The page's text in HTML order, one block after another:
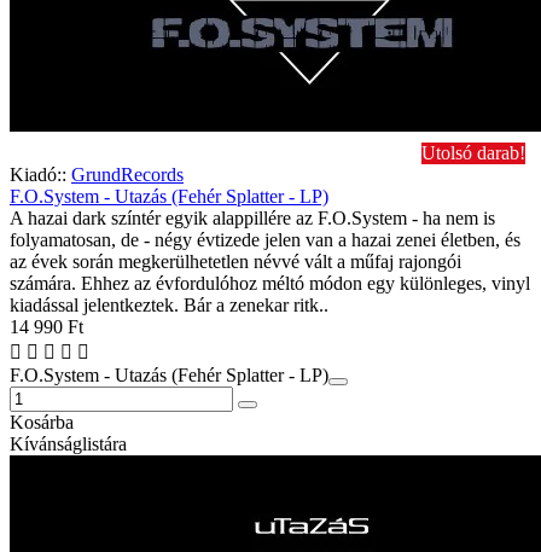
Utolsó darab!
Kiadó:: GrundRecords
F.O.System - Utazás (Fehér Splatter - LP)
A hazai dark színtér egyik alappillére az F.O.System - ha nem is
folyamatosan, de - négy évtizede jelen van a hazai zenei életben, és
az évek során megkerülhetetlen névvé vált a műfaj rajongói
számára. Ehhez az évfordulóhoz méltó módon egy különleges, vinyl
kiadással jelentkeztek. Bár a zenekar ritk..
14 990 Ft
F.O.System - Utazás (Fehér Splatter - LP)
Kosárba
Kívánságlistára